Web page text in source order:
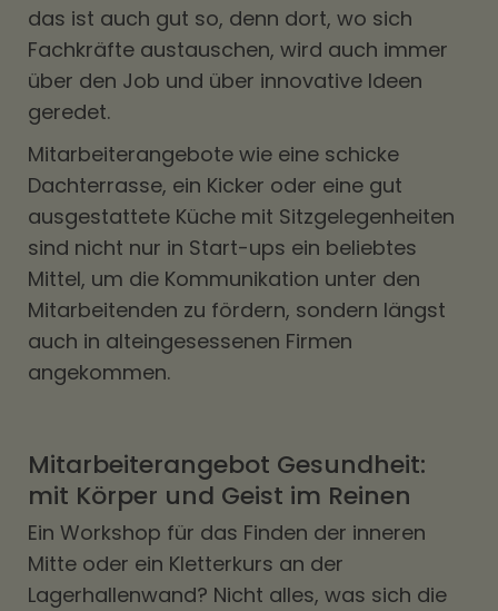
das ist auch gut so, denn dort, wo sich
Fachkräfte austauschen, wird auch immer
über den Job und über innovative Ideen
geredet.
Mitarbeiterangebote wie eine schicke
Dachterrasse, ein Kicker oder eine gut
ausgestattete Küche mit Sitzgelegenheiten
sind nicht nur in Start-ups ein beliebtes
Mittel, um die Kommunikation unter den
Mitarbeitenden zu fördern, sondern längst
auch in alteingesessenen Firmen
angekommen.
Mitarbeiterangebot Gesundheit:
mit Körper und Geist im Reinen
Ein Workshop für das Finden der inneren
Mitte oder ein Kletterkurs an der
Lagerhallenwand? Nicht alles, was sich die